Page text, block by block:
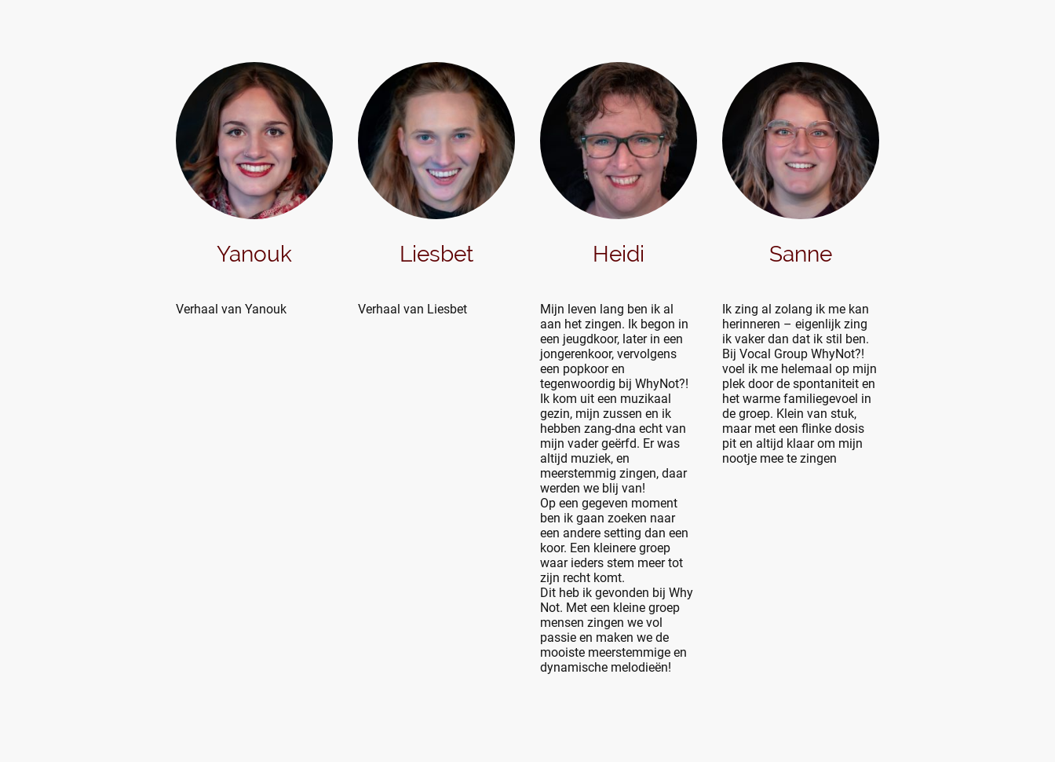
Yanouk
Verhaal van Yanouk
Liesbet
Verhaal van Liesbet
Heidi
Mijn leven lang ben ik al
aan het zingen. Ik begon in
een jeugdkoor, later in een
jongerenkoor, vervolgens
een popkoor en
tegenwoordig bij WhyNot?!
Ik kom uit een muzikaal
gezin, mijn zussen en ik
hebben zang-dna echt van
mijn vader geërfd. Er was
altijd muziek, en
meerstemmig zingen, daar
werden we blij van!
Op een gegeven moment
ben ik gaan zoeken naar
een andere setting dan een
koor. Een kleinere groep
waar ieders stem meer tot
zijn recht komt.
Dit heb ik gevonden bij Why
Not. Met een kleine groep
mensen zingen we vol
passie en maken we de
mooiste meerstemmige en
dynamische melodieën!
Sanne
Ik zing al zolang ik me kan
herinneren – eigenlijk zing
ik vaker dan dat ik stil ben.
Bij Vocal Group WhyNot?!
voel ik me helemaal op mijn
plek door de spontaniteit en
het warme familiegevoel in
de groep. Klein van stuk,
maar met een flinke dosis
pit en altijd klaar om mijn
nootje mee te zingen